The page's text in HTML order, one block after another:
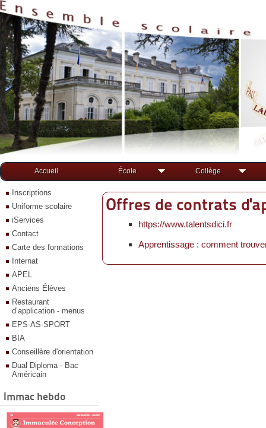
Accueil École Collège
Inscriptions
Uniforme scolaire
iServices
Contact
Carte des formations
Internat
APEL
Anciens Élèves
Restaurant
d’application - menus
EPS-AS-SPORT
BIA
Conseillère d'orientation
Dual Diploma - Bac
Américain
Immac hebdo
Offres de contrats
https://www.talentsdici.fr
Apprentissage : comment